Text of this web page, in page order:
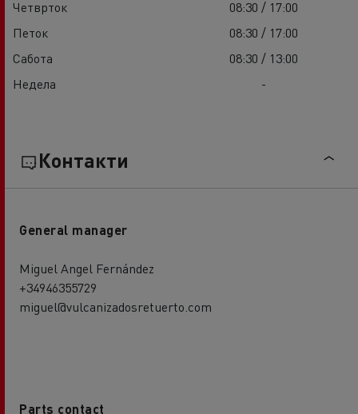
Четврток
08:30 / 17:00
Петок
08:30 / 17:00
Сабота
08:30 / 13:00
Недела
-
Контакти
General manager
Miguel Angel Fernández
+34946355729
miguel@vulcanizadosretuerto.com
Parts contact